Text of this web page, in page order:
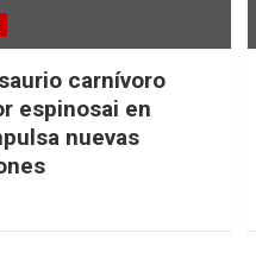
carnívoro
espinosai en
nuevas